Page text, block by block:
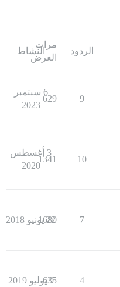
الردود
مرات
العرض
النشاط
9
629
6 سبتمبر
2023
10
1341
3 أغسطس
2020
7
1680
22 يونيو 2018
4
635
9 يوليو 2019